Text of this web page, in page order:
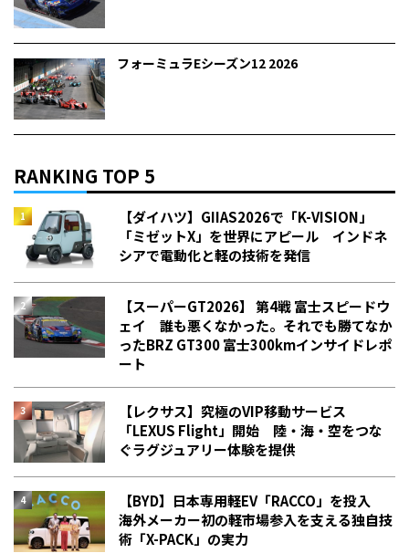
フォーミュラEシーズン12 2026
RANKING TOP 5
【ダイハツ】GIIAS2026で「K-VISION」
「ミゼットX」を世界にアピール インドネ
シアで電動化と軽の技術を発信
【スーパーGT2026】 第4戦 富士スピードウ
ェイ 誰も悪くなかった。それでも勝てなか
った――BRZ GT300 富士300kmインサイドレポ
ート
【レクサス】究極のVIP移動サービス
「LEXUS Flight」開始 陸・海・空をつな
ぐラグジュアリー体験を提供
【BYD】日本専用軽EV「RACCO」を投入
海外メーカー初の軽市場参入を支える独自技
術「X-PACK」の実力